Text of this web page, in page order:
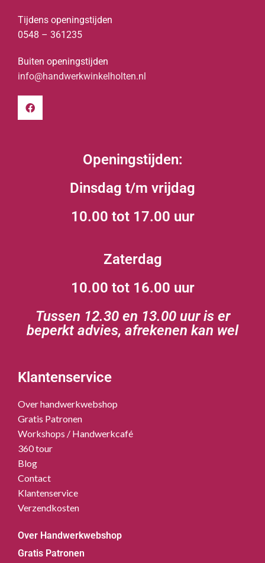
Tijdens openingstijden
0548 – 361235
Buiten openingstijden
info@handwerkwinkelholten.nl
Openingstijden:
Dinsdag t/m vrijdag
10.00 tot 17.00 uur
Zaterdag
10.00 tot 16.00 uur
Tussen 12.30 en 13.00 uur is er
beperkt advies, afrekenen kan wel
Klantenservice
Over handwerkwebshop
Gratis Patronen
Workshops / Handwerkcafé
360 tour
Blog
Contact
Klantenservice
Verzendkosten
Over Handwerkwebshop
Gratis Patronen